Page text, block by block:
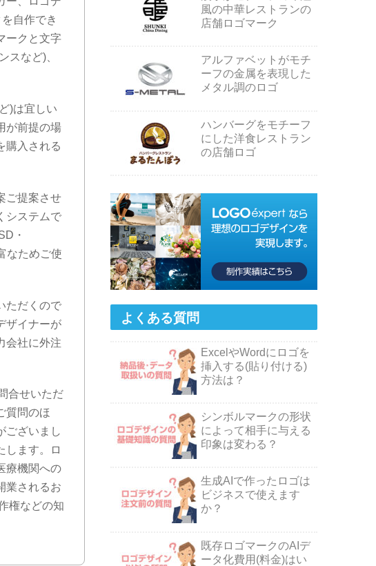
自作でき
ークと文字
スなど)、
)は宜しい
が前提の場
購入される
ご提案させ
システムで
・
なためご使
ただくので
ザイナーが
会社に外注
合せいただ
質問のほ
ございまし
します。ロ
療機関への
業されるお
権などの知
風の中華レストランの
店舗ロゴマーク
アルファベットがモチ
ーフの金属を表現した
メタル調のロゴ
ハンバーグをモチーフ
にした洋食レストラン
の店舗ロゴ
よくある質問
ExcelやWordにロゴを
挿入する(貼り付ける)
方法は？
シンボルマークの形状
によって相手に与える
印象は変わる？
生成AIで作ったロゴは
ビジネスで使えます
か？
既存ロゴマークのAIデ
ータ化費用(料金)はい